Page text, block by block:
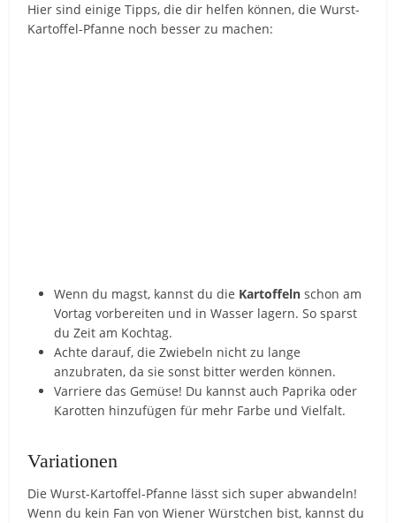
Hier sind einige Tipps, die dir helfen können, die Wurst-
Kartoffel-Pfanne noch besser zu machen:
Wenn du magst, kannst du die Kartoffeln schon am
Vortag vorbereiten und in Wasser lagern. So sparst
du Zeit am Kochtag.
Achte darauf, die Zwiebeln nicht zu lange
anzubraten, da sie sonst bitter werden können.
Varriere das Gemüse! Du kannst auch Paprika oder
Karotten hinzufügen für mehr Farbe und Vielfalt.
Variationen
Die Wurst-Kartoffel-Pfanne lässt sich super abwandeln!
Wenn du kein Fan von Wiener Würstchen bist, kannst du